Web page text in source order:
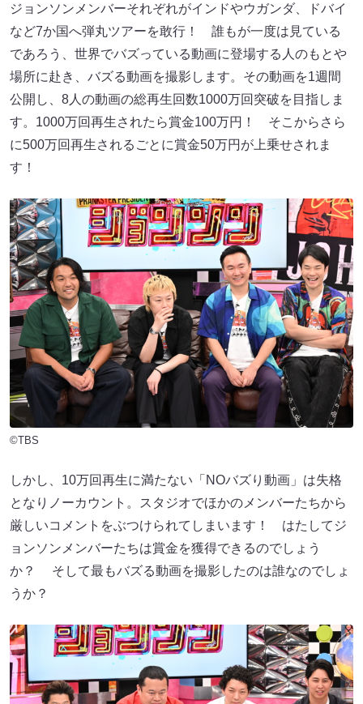
ジョンソンメンバーそれぞれがインドやウガンダ、ドバイ
など7か国へ弾丸ツアーを敢行！ 誰もが一度は見ている
であろう、世界でバズっている動画に登場する人のもとや
場所に赴き、バズる動画を撮影します。その動画を1週間
公開し、8人の動画の総再生回数1000万回突破を目指しま
す。1000万回再生されたら賞金100万円！ そこからさら
に500万回再生されるごとに賞金50万円が上乗せされま
す！
©TBS
しかし、10万回再生に満たない「NOバズり動画」は失格
となりノーカウント。スタジオでほかのメンバーたちから
厳しいコメントをぶつけられてしまいます！ はたしてジ
ョンソンメンバーたちは賞金を獲得できるのでしょう
か？ そして最もバズる動画を撮影したのは誰なのでしょ
うか？